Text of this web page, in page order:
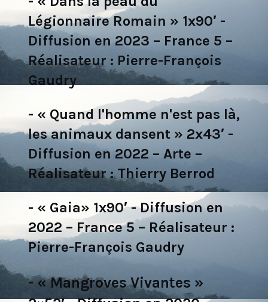
Légionnaire Romain » 1x90′ -
Diffusion en 2023 – France 5 –
Réalisateur : Pierre-François
Gaudry
- « Quand l'homme n'est pas là,
les animaux dansent » 2x43′ -
Diffusion en 2022 – Arte –
Réalisateur : Thierry Berrod
- « Gaia» 1x90′ - Diffusion en
2022 – France 5 – Réalisateur :
Pierre-François Gaudry
- « Mangroves Vivantes »